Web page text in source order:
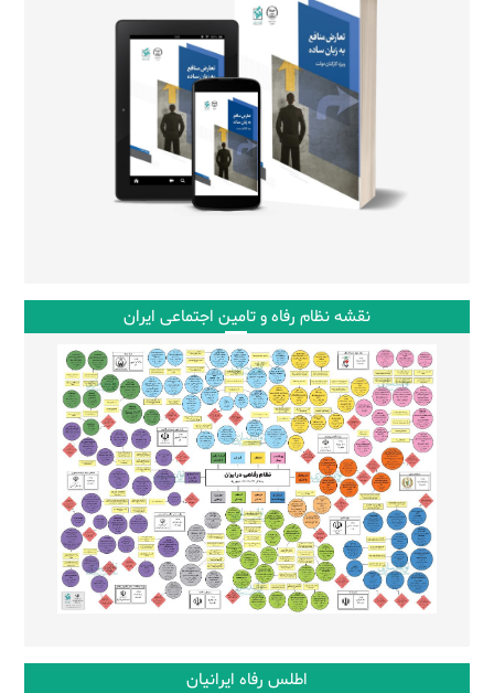
نقشه نظام رفاه و تامین اجتماعی ایران
اطلس رفاه ایرانیان